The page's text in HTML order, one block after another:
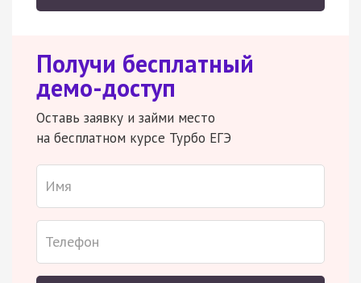
Получи бесплатный
демо-доступ
Оставь заявку и займи место
на бесплатном курсе Турбо ЕГЭ